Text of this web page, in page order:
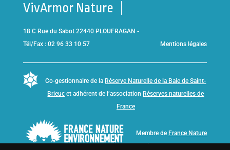
VivArmor Nature
18 C Rue du Sabot 22440 PLOUFRAGAN -
Tél/Fax : 02 96 33 10 57
Mentions légales
Co-gestionnaire de la Réserve Naturelle de la Baie de Saint-
Brieuc et adhérent de l’association Réserves naturelles de
France
Membre de France Nature